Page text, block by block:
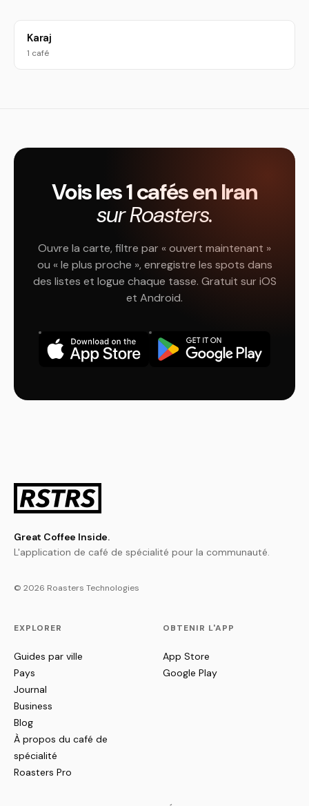
Karaj
1 café
Vois les 1 cafés en Iran
sur Roasters.
Ouvre la carte, filtre par « ouvert maintenant »
ou « le plus proche », enregistre les spots dans
des listes et logue chaque tasse. Gratuit sur iOS
et Android.
Great Coffee Inside.
L'application de café de spécialité pour la communauté.
© 2026 Roasters Technologies
EXPLORER
Guides par ville
Pays
Journal
Business
Blog
À propos du café de
spécialité
Roasters Pro
OBTENIR L'APP
App Store
Google Play